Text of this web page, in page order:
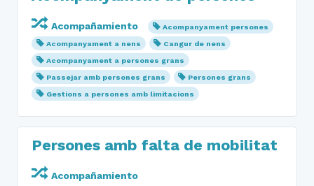
Acompañamiento
Acompanyament persones
Acompanyament a nens
Cangur de nens
Acompanyament a persones grans
Passejar amb persones grans
Persones grans
Gestions a persones amb limitacions
Persones amb falta de mobilitat
Acompañamiento